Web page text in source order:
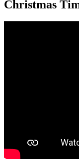
Christmas